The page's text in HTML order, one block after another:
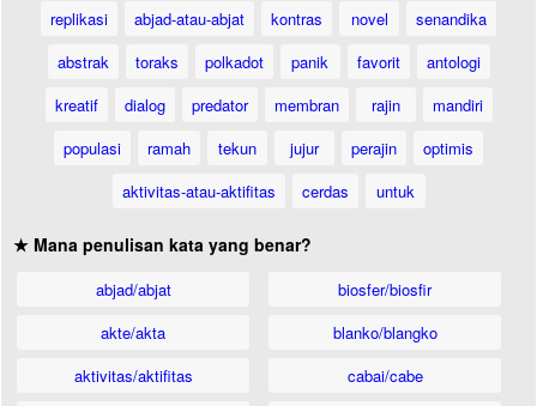
replikasi
abjad-atau-abjat kontras novel
senandika
abstrak
toraks polkadot panik favorit
antologi
kreatif
dialog predator membran rajin
mandiri
populasi
ramah tekun jujur perajin
optimis
aktivitas-atau-aktifitas
cerdas untuk
★ Mana penulisan kata yang benar?
abjad/abjat
akte/akta
aktivitas/aktifitas
biosfer/biosfir
blanko/blangko
cabai/cabe